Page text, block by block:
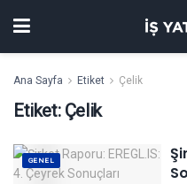
Ana Sayfa Etiket Çelik
Etiket: Çelik
GENEL